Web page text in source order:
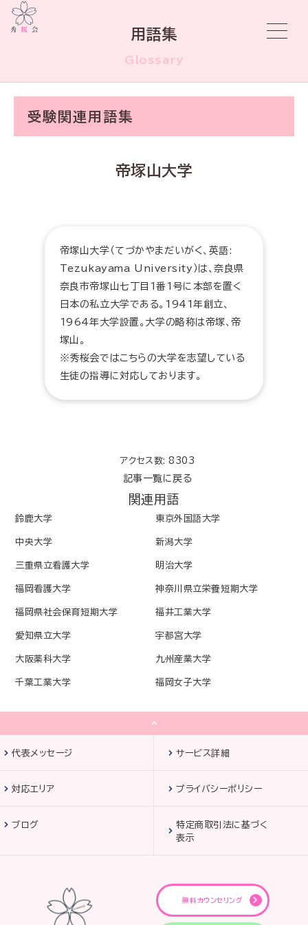
用語集
Glossary
受験関連用語集
帝塚山大学
帝塚山大学（てづかやまだいがく、英語:
Tezukayama University）は、奈良県
奈良市帝塚山七丁目1番1号に本部を置く
日本の私立大学である。1941年創立、
1964年大学設置。大学の略称は帝塚、帝
塚山。
※秀桜会ではこちらの大学を志望している
生徒の指導に対応しております。
アクセス数: 8303
記事一覧に戻る
関連用語
鈴鹿大学 東京外国語大学
中央大学 新潟大学
三重県立看護大学 明治大学
福岡看護大学 神奈川県立栄養短期大学
福岡県社会保育短期大学 福井工業大学
愛知県立大学 宇都宮大学
大阪薬科大学 九州産業大学
千葉工業大学 福岡女子大学
代表メッセージ サービス詳細
対応エリア プライバシーポリシー
ブログ
特定商取引法に基づく
表示
無料カウンセリング